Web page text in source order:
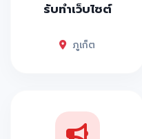
รับทำเว็บไซต์
ภูเก็ต